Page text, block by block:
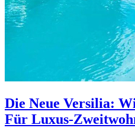
Die Neue Versilia:
Für Luxus-